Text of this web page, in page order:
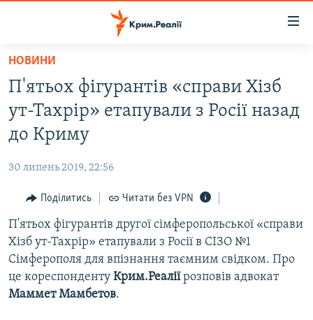
Перейти
основного
матеріалу
Перейти
до
основної
Перейти
пошуку
НОВИНИ
ВІДЕО ТА ФОТО
БЛОГИ
ПОГЛЯД
ІНТЕРВ'Ю
ВСЕ ЗА ДЕНЬ
СПЕЦПРОЕКТИ
ДЕПОРТАЦІЯ
ЯК ОБІЙТИ БЛОКУВАННЯ
НОВИНИ
П'ятьох фігурантів «справи Хізб
ут-Тахрір» етапували з Росії назад
до Криму
30 липень 2019, 22:56
Поділитись Читати без VPN
П'ятьох фігурантів другої сімферопольської «справи
Хізб ут-Тахрір» етапували з Росії в СІЗО №1
Сімферополя для впізнання таємним свідком. Про
це кореспонденту Крим.Реаліїрозповів адвокат
Маммет Мамбетов.